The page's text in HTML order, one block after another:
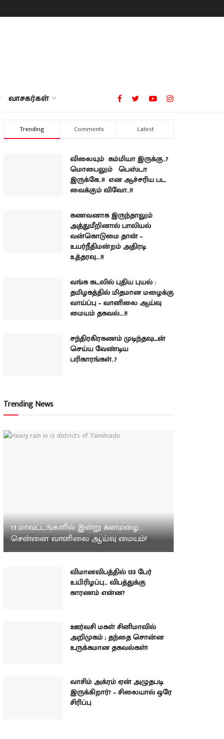
வாசகர்கள்
Trending Comments Latest
விலையும் கம்மியா இருக்கு..?
மொபைலும் பெஸ்டா
இருக்கே..!! என ஆச்சரிய பட
வைக்கும் விவோ..!!
கணவனாக இருந்தாலும்
அத்துமீறினால் பாலியல்
வன்கொடுமை தான் –
உயர்நீதிமன்றம் அதிரடி
உத்தரவு….!!
வங்க கடலில் புதிய புயல் :
தமிழகத்தில் மிதமான மழைக்கு
வாய்ப்பு – வானிலை ஆய்வு
மையம் தகவல்….!!
சந்திரகிரகணம் முடிந்தவுடன்
செய்ய வேண்டிய
பரிகாரங்கள்..?
Trending News
13 மாவட்டங்களில் இன்று கனமழை…
சென்னை வானிலை ஆய்வு மையம்!
விமானவிபத்தில் 133 பேர்
உயிரிழப்பு… விபத்துக்கு
காரணம் என்ன?
ஊர்வசி மகள் சினிமாவில்
அறிமுகம் ; தந்தை சொன்ன
உருக்கமான தகவல்கள்!
வாசிம் அக்ரம் ஏன் அழுதபடி
இருக்கிறார்? – சிலையால் ஒரே
சிரிப்பு